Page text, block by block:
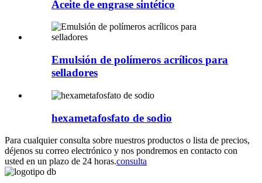
Aceite de engrase sintético
Emulsión de polímeros acrílicos para
selladores
hexametafosfato de sodio
Para cualquier consulta sobre nuestros productos o lista de precios,
déjenos su correo electrónico y nos pondremos en contacto con
usted en un plazo de 24 horas.consulta